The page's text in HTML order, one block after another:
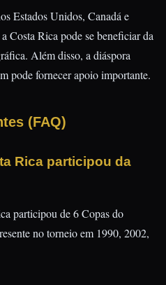
Estados Unidos, Canadá e
Costa Rica pode se beneficiar da
Além disso, a diáspora
pode fornecer apoio importante.
(FAQ)
Rica participou da
participou de 6 Copas do
no torneio em 1990, 2002,